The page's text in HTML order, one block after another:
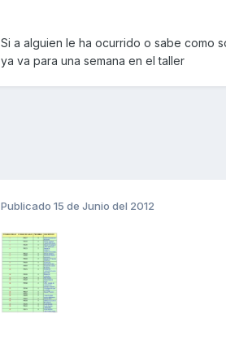
Si a alguien le ha ocurrido o sabe como
ya va para una semana en el taller
Publicado 15 de Junio del 2012